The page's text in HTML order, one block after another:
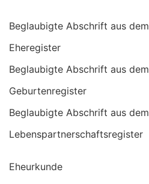
Beglaubigte Abschrift aus dem
Eheregister
Beglaubigte Abschrift aus dem
Geburtenregister
Beglaubigte Abschrift aus dem
Lebenspartnerschaftsregister
Eheurkunde